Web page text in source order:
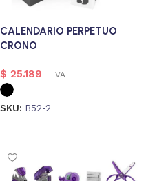
CALENDARIO PERPETUO
CRONO
$ 25.189 + IVA
SKU: B52-2